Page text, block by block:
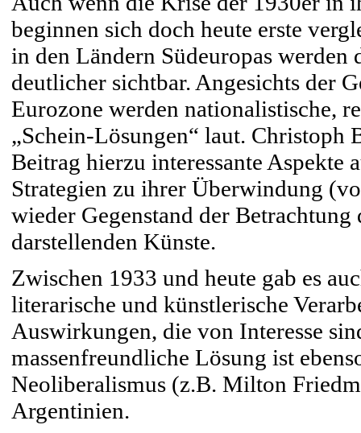
beginnen sich doch heute erste
in den Ländern Südeuropas
deutlicher sichtbar. Angesichts der
Eurozone werden nationalistische,
„Schein-Lösungen“ laut. Christoph
Beitrag hierzu interessante
Strategien zu ihrer Überwindung
wieder Gegenstand der
darstellenden Künste.
Zwischen 1933 und heute gab es
literarische und künstlerische
Auswirkungen, die von Interesse
massenfreundliche Lösung ist
Neoliberalismus (z.B. Milton
Argentinien.